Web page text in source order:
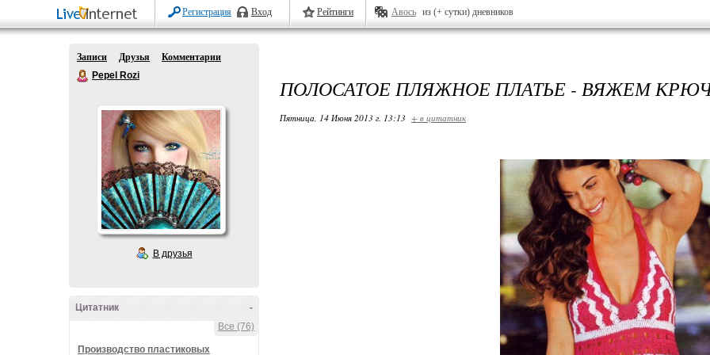
Регистрация Вход Рейтинги Авось из (+ сутки) дневников
Записи Друзья
Комментарии
Pepel Rozi
В друзья
-
Цитатник
Все (76)
Производство пластиковых
ПОЛОСАТОЕ ПЛЯЖНОЕ ПЛАТЬЕ - ВЯЖЕМ
Пятница, 14 Июня 2013 г. 13:13 + в цитатник